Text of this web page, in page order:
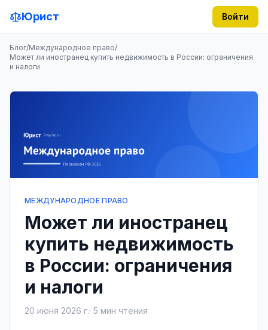
Юрист Войти
Блог/Международное право/
Может ли иностранец купить недвижимость в России: ограничения
и налоги
МЕЖДУНАРОДНОЕ ПРАВО
Может ли иностранец
купить недвижимость
в России: ограничения
и налоги
20 июня 2026 г.· 5 мин чтения